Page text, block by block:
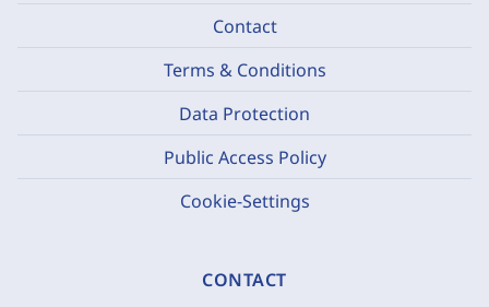
Contact
Terms & Conditions
Data Protection
Public Access Policy
Cookie-Settings
CONTACT